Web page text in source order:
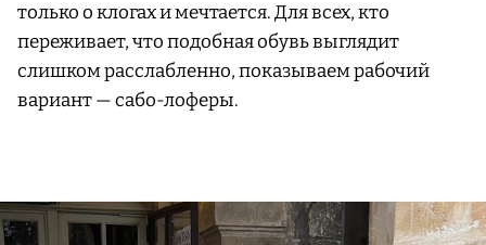
только о клогах и мечтается. Для всех, кто
переживает, что подобная обувь выглядит
слишком расслабленно, показываем рабочий
вариант — сабо-лоферы.